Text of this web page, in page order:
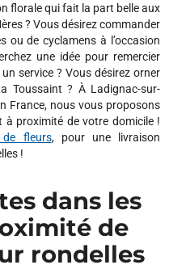
florale qui fait la part belle aux
? Vous désirez commander
ou de cyclamens à l’occasion
une idée pour remercier
service ? Vous désirez orner
Toussaint ? À Ladignac-sur-
France, nous vous proposons
à proximité de votre domicile !
de fleurs, pour une livraison
!
dans les
de
rondelles